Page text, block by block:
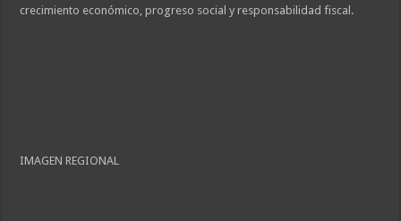
crecimiento económico, progreso social y responsabilidad fiscal.
IMAGEN REGIONAL